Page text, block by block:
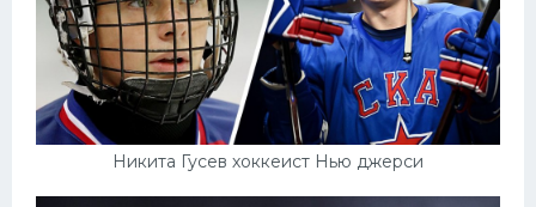
Никита Гусев хоккеист Нью джерси